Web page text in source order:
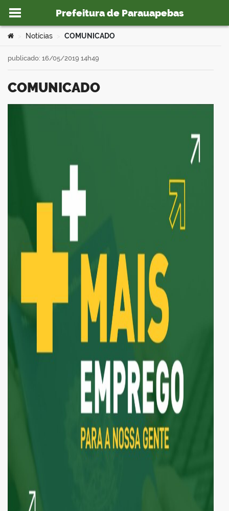
Ir para o conteúdo
Prefeitura de Parauapebas
portal
Você está aqui:
Notícias COMUNICADO
COMUNICADO
publicado: 16/05/2019 14h49